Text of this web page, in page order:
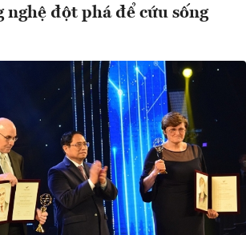
nghệ đột phá để cứu sống